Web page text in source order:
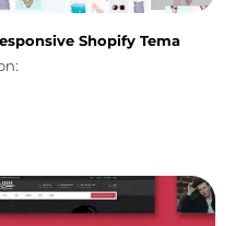
Shopify Tema